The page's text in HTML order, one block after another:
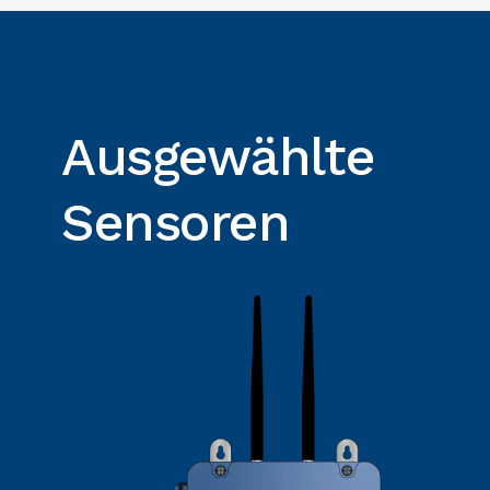
Ausgewählte
Sensoren